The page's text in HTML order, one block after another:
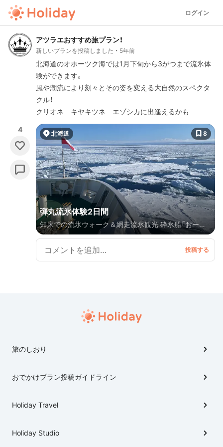
ログイン
アツラエおすすめ旅プラン！
新しいプランを投稿しました 5年前
北海道のオホーツク海では1月下旬から3がつまで流氷体
験ができます。
風や潮流により刻々とその姿を変える大自然のスペクタ
クル！
クリオネ キヤキツネ エゾシカに出逢えるかも
4 北海道 8
弾丸流氷体験2日間
知床での流氷ウォーク＆網走流氷観光 砕氷船「おーろ
ら」乗船 知床で流氷ウォーク体験 2日でしっかり満喫
しよう🧊
旅のしおり
おでかけプラン投稿ガイドライン
Holiday Travel
Holiday Studio